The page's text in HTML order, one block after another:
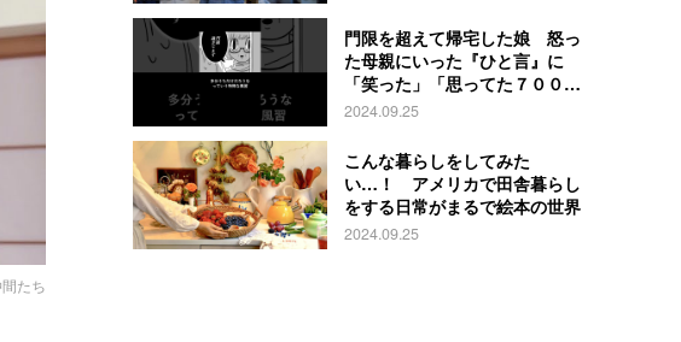
たち
門限を超えて帰宅した娘 怒っ
た母親にいった『ひと言』に
「笑った」「思ってた７００倍
特殊」
2024.09.25
こんな暮らしをしてみた
い…！ アメリカで田舎暮らし
をする日常がまるで絵本の世界
2024.09.25